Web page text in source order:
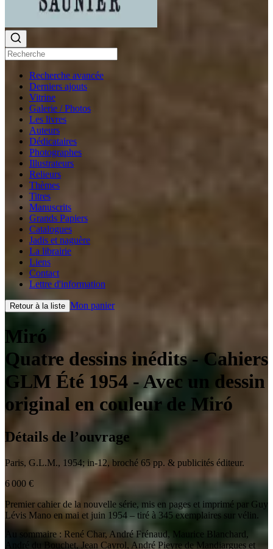
Recherche avancée
Derniers ajouts
Vitrine
Galerie / Photos
Les livres
Auteurs
Dédicataires
Photographes
Illustrateurs
Relieurs
Thèmes
Titres
Manuscrits
Grands Papiers
Catalogues
Jadis et naguère
La librairie
Liens
Contact
Lettre d'information
Retour à la liste Mon panier
Miró
Quatre dessins inédits - Cahiers
GLM Été 1954 - Avec un dessin
original en couleur de Miró
Détails de l’ouvrage
Paris, G.L.M., 1954; in-12, broché 65 pp. & publicités éditeur.
6 000 €
Premier cahier de la nouvelle série, mis en pages et imprimé par Guy
Lévis Mano en mai et juin 1954 – tiré à 345 exemplaires sur vélin.
Au sommaire : René Char, André Frénaud, Maurice Blanchard,
André du Bouchet, Jean Cayrol, André Pieyre de Mandiargues et